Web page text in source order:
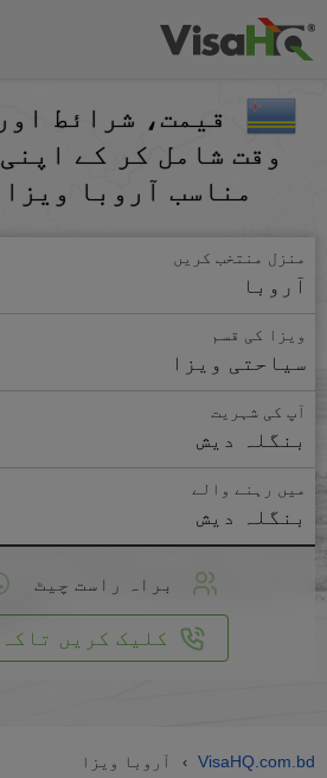
قیمت، شرائط
وقت شامل کر کے
مناسب آروبا ویزا
منزل منتخب کریں
آروبا
ویزا کی قسم
سیاحتی ویزا
آپ کی شہریت
بنگلہ دیش
میں رہنے والے
بنگلہ دیش
براہ راست چیٹ
کلیک کریں
VisaHQ.com.bd
› آروبا ویزا